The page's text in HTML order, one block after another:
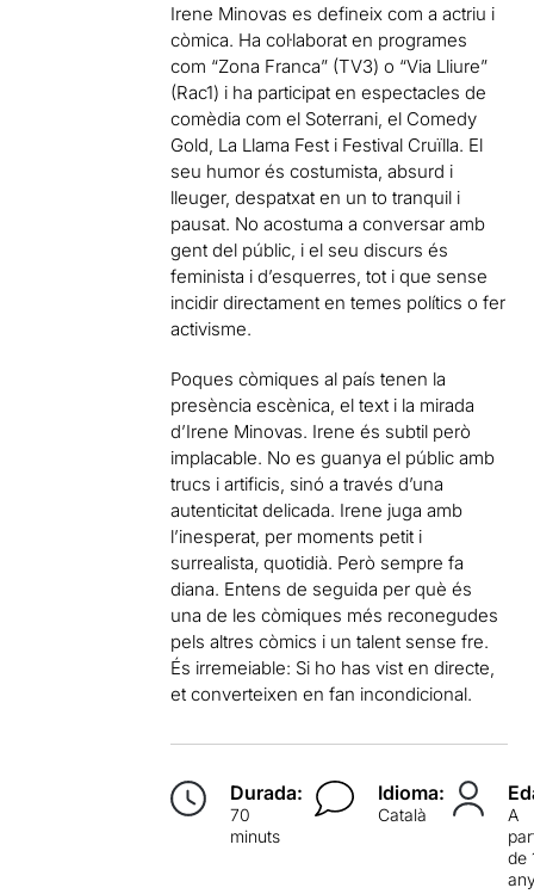
Irene Minovas es defineix com a actriu i
còmica. Ha col·laborat en programes
com “Zona Franca” (TV3) o “Via Lliure”
(Rac1) i ha participat en espectacles de
comèdia com el Soterrani, el Comedy
Gold, La Llama Fest i Festival Cruïlla. El
seu humor és costumista, absurd i
lleuger, despatxat en un to tranquil i
pausat. No acostuma a conversar amb
gent del públic, i el seu discurs és
feminista i d’esquerres, tot i que sense
incidir directament en temes polítics o fer
activisme.
Poques còmiques al país tenen la
presència escènica, el text i la mirada
d’Irene Minovas. Irene és subtil però
implacable. No es guanya el públic amb
trucs i artificis, sinó a través d’una
autenticitat delicada. Irene juga amb
l’inesperat, per moments petit i
surrealista, quotidià. Però sempre fa
diana. Entens de seguida per què és
una de les còmiques més reconegudes
pels altres còmics i un talent sense fre.
És irremeiable: Si ho has vist en directe,
et converteixen en fan incondicional.
Durada:
70
minuts
Idioma:
Català
A
de